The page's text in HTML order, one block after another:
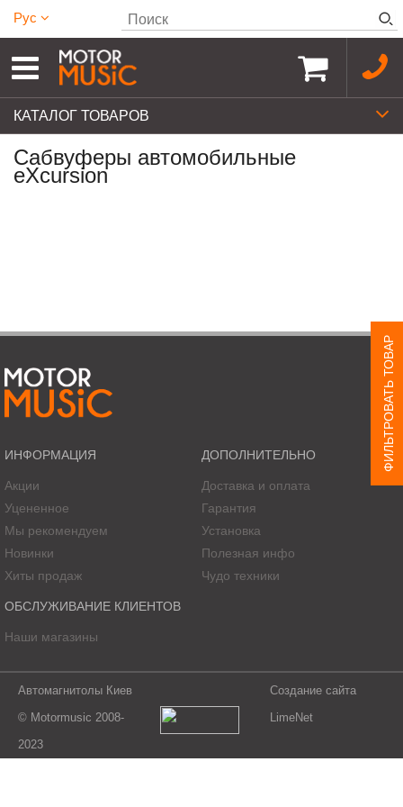
Рус
КАТАЛОГ ТОВАРОВ
ФИЛЬТРОВАТЬ ТОВАР
Сабвуферы автомобильные
eXcursion
ИНФОРМАЦИЯ
Акции
Уцененное
Мы рекомендуем
Новинки
Хиты продаж
ДОПОЛНИТЕЛЬНО
Доставка и оплата
Гарантия
Установка
Полезная инфо
Чудо техники
ОБСЛУЖИВАНИЕ КЛИЕНТОВ
Наши магазины
Автомагнитолы Киев
© Motormusic 2008-
2023
Создание сайта
LimeNet